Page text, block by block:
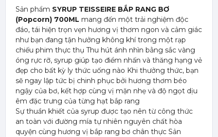
Sản phẩm SYRUP TEISSEIRE BẮP RANG BƠ
(Popcorn) 700ML mang đến một trải nghiệm độc
đáo, tái hiện trọn vẹn hương vị thơm ngon và cảm giác
như bạn đang tận hưởng không khí trong một rạp
chiếu phim thực thụ Thu hút ánh nhìn bằng sắc vàng
óng rực rỡ, syrup giúp tạo điểm nhấn và thăng hạng vẻ
đẹp cho bất kỳ ly thức uống nào Khi thưởng thức, bạn
sẽ ngay lập tức bị chinh phục bởi hương thơm béo
ngậy của bơ, kết hợp cùng vị mặn nhẹ và độ ngọt dịu
êm đặc trưng của từng hạt bắp rang
Sự thuần khiết của syrup được tạo nên từ công thức
an toàn với đường mía tự nhiên nguyên chất hòa
quyện cùng hương vị bắp rang bơ chân thực Sản